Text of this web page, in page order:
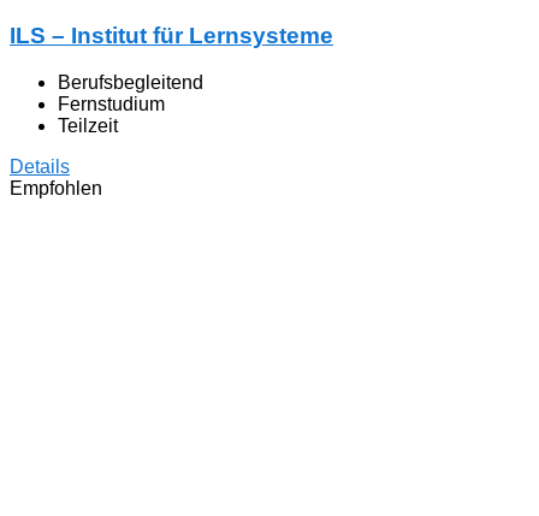
ILS – Institut für Lernsysteme
Berufsbegleitend
Fernstudium
Teilzeit
Details
Empfohlen